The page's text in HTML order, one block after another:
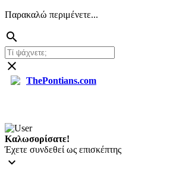
Παρακαλώ περιμένετε...
search
close
ThePontians.com
Καλωσορίσατε!
Έχετε συνδεθεί ως επισκέπτης
keyboard_arrow_down